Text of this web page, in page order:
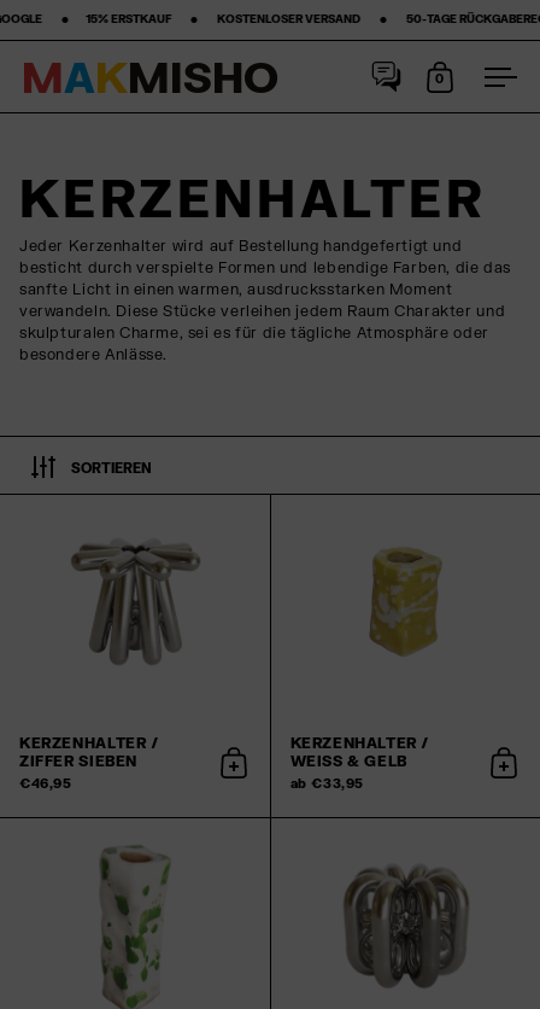
‎15% ERSTKAUF‎ ‎ ‎ ‎ ‎ ‎ ‎ ‎ •‎ ‎ ‎ ‎ ‎ ‎ ‎ ‎ KOSTENLOSER VERSAND ‎ ‎ ‎ ‎ ‎ ‎ ‎ •‎ ‎ ‎ ‎ ‎ ‎ ‎ ‎ 50-TAGE
MAKMISHO Warenkorb
0
KERZENHALTER
Jeder Kerzenhalter wird auf Bestellung handgefertigt und
besticht durch verspielte Formen und lebendige Farben, die das
sanfte Licht in einen warmen, ausdrucksstarken Moment
verwandeln. Diese Stücke verleihen jedem Raum Charakter und
skulpturalen Charme, sei es für die tägliche Atmosphäre oder
besondere Anlässe.
SORTIEREN
KERZENHALTER /
ZIFFER SIEBEN
€46,95
In den Warenkorb
KERZENHALTER /
WEISS & GELB
ab €33,95
In